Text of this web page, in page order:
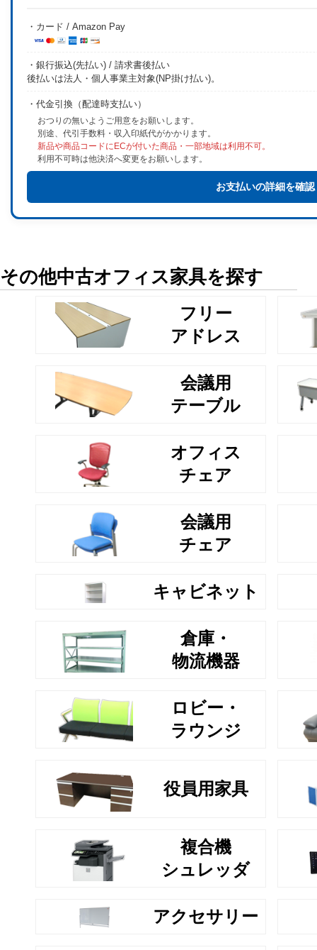
・カード / Amazon Pay
・銀行振込(先払い) / 請求書後払い
後払いは法人・個人事業主対象(NP掛け払い)。
・代金引換（配達時支払い）
おつりの無いようご用意をお願いします。
別途、代引手数料・収入印紙代がかかります。
新品や商品コードにECが付いた商品・一部地域は利用不可。
利用不可時は他決済へ変更をお願いします。
お支払いの詳細を確認
その他中古オフィス家具を探す
フリー
アドレス
会議用
テーブル
オフィス
チェア
会議用
チェア
キャビネット
倉庫・
物流機器
ロビー・
ラウンジ
役員用家具
複合機
シュレッダ
アクセサリー